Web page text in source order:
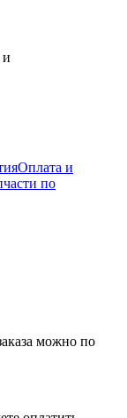
и
Оплата и
по
можно по